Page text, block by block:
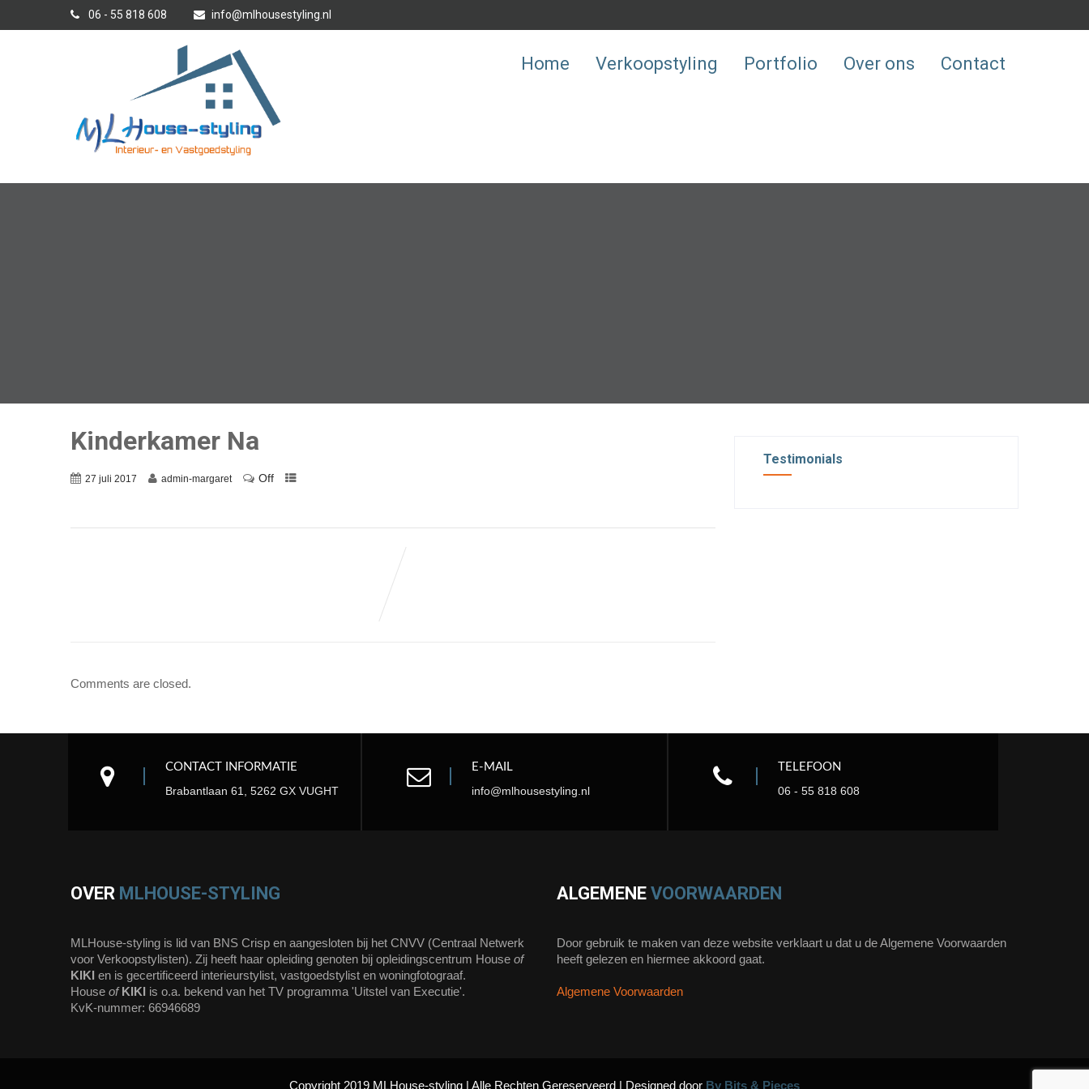
06 - 55 818 608 info@mlhousestyling.nl
Home Verkoopstyling Portfolio Over ons Contact
Kinderkamer Na
27 juli 2017 admin-margaret Off
Comments are closed.
Testimonials
CONTACT INFORMATIE
Brabantlaan 61, 5262 GX VUGHT
E-MAIL
info@mlhousestyling.nl
TELEFOON
06 - 55 818 608
OVER MLHOUSE-STYLING
MLHouse-styling is lid van BNS Crisp en aangesloten bij het CNVV (Centraal Netwerk
voor Verkoopstylisten). Zij heeft haar opleiding genoten bij opleidingscentrum House of
KIKI en is gecertificeerd interieurstylist, vastgoedstylist en woningfotograaf.
House of KIKI is o.a. bekend van het TV programma 'Uitstel van Executie'.
KvK-nummer: 66946689
ALGEMENE VOORWAARDEN
Door gebruik te maken van deze website verklaart u dat u de Algemene Voorwaarden
heeft gelezen en hiermee akkoord gaat.
Algemene Voorwaarden
Copyright 2019 MLHouse-styling | Alle Rechten Gereserveerd | Designed door By Bits & Pieces